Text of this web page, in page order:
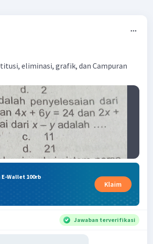
eliminasi, grafik, dan Campuran
Wallet 100rb
Klaim
Jawaban terverifikasi